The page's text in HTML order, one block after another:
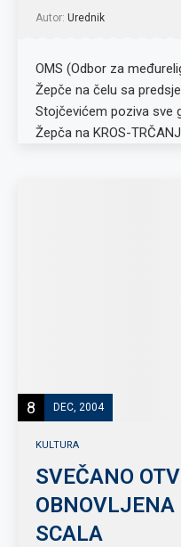
Autor: Urednik
OMS (Odbor za
Žepče na čelu sa
Stojčevićem poziva sve
Žepča na KROS-
8 DEC, 2004
KULTURA
SVEČANO
SCALA